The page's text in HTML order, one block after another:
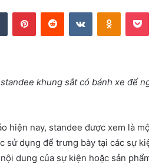
Tumblr PinterestReddit VKontakte
khung sắt có bánh xe để
hiện nay, standee được xem là
sử dụng để trưng bày tại các sự
dung của sự kiện hoặc sản